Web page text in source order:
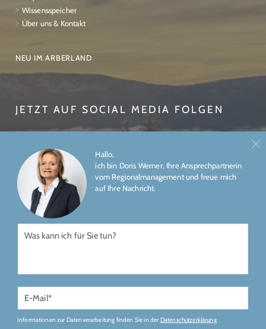
Hallo,
ich bin Doris Werner, Ihre Ansprechpartnerin
vom Regionalmanagement und freue mich
auf Ihre Nachricht.
Informationen zur Datenverarbeitung finden Sie in der Datenschutzerklärung
Wissensspeicher
Über uns & Kontakt
NEU IM ARBERLAND
JETZT AUF SOCIAL MEDIA FOLGEN
Gefördert durch